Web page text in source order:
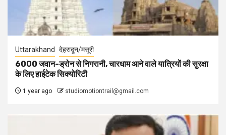
Uttarakhand देहरादून/मसूरी
6000 जवान-ड्रोन से निगरानी, चारधाम आने वाले यात्रियों की सुरक्षा
के लिए हाईटेक सिक्योरिटी
1 year ago studiomotiontrail@gmail.com